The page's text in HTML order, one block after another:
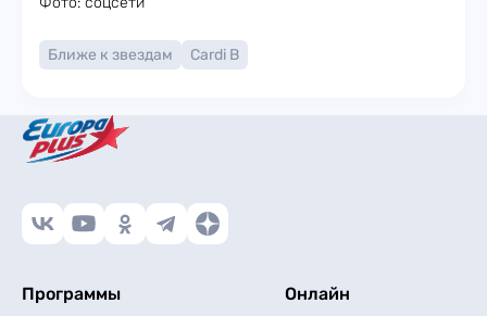
Ближе к звездам Cardi B
Программы Онлайн